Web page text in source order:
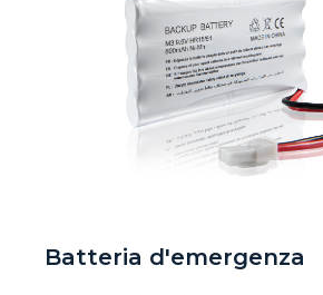
Batteria d'emergenza